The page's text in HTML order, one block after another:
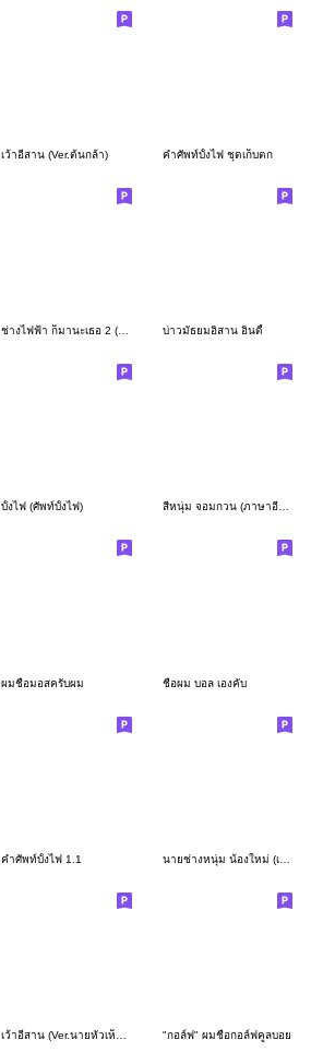
เว้าอีสาน (Ver.ต้นกล้า) คำศัพท์บั้งไฟ ชุดเก็บตก
บ่าวมัธยมอิสาน อินดี้
บั้งไฟ (ศัพท์บั้งไฟ) สีหนุ่ม จอมกวน (ภาษาอีสาน)
ผมชื่อมอสครับผม ชื่อผม บอล เองคับ
คำศัพท์บั้งไฟ 1.1 นายช่างหนุ่ม น้องใหม่ (เวอร์ชั่น อีสาน)
เว้าอีสาน (Ver.นายหัวเห็ด เด็ดสะระตี่) "กอล์ฟ" ผมชื่อกอล์ฟคูลบอย